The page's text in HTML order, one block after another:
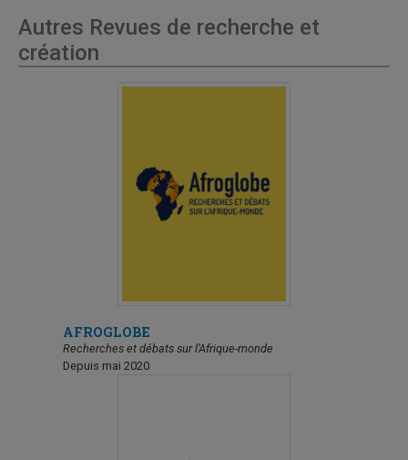
Autres Revues de recherche et
création
AFROGLOBE
Recherches et débats sur l’Afrique-monde
Depuis mai 2020